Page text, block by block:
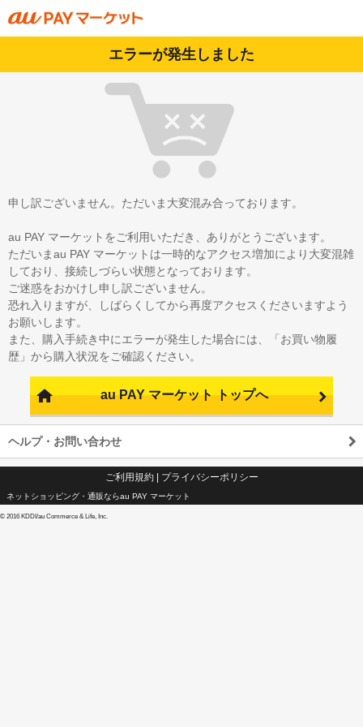
エラーが発生しました
申し訳ございません。ただいま大変混み合っております。
au PAY マーケットをご利用いただき、ありがとうございます。
ただいまau PAY マーケットは一時的なアクセス増加により大変混雑
しており、接続しづらい状態となっております。
ご迷惑をおかけし申し訳ございません。
恐れ入りますが、しばらくしてから再度アクセスくださいますよう
お願いします。
また、購入手続き中にエラーが発生した場合には、「お買い物履
歴」から購入状況をご確認ください。
au PAY マーケット トップへ
ヘルプ・お問い合わせ
ご利用規約| プライバシーポリシー
ネットショッピング・通販ならau PAY マーケット
© 2016 KDDI/au Commerce & Life, Inc.